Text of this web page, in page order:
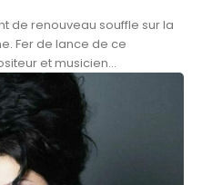
de renouveau souffle sur la
Fer de lance de ce
et musicien...